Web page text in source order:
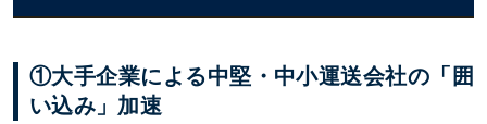
①大手企業による中堅・中小運送会社の「囲
い込み」加速